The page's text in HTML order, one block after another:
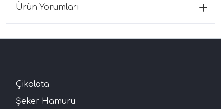
Ürün Yorumları
Çikolata
Şeker Hamuru